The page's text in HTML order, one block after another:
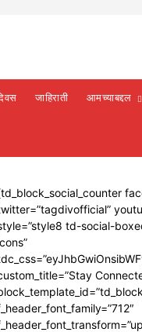
जाहिराती आमच्याबद्दल
td-social-